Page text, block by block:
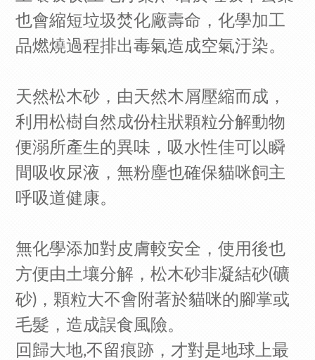
也會縮短垃圾焚化廠壽命，化學加工
品燃燒過程排出毒氣造成空氣汙染。
天然松木砂，由天然木屑壓縮而成，
利用松樹自然成份柱狀顆粒分解動物
便溺所產生的異味，吸水性佳可以瞬
間吸收尿液，無粉塵也確保貓咪飼主
呼吸道健康。
無化學添加對皮膚較安全，使用後也
方便由土壤分解，松木砂非凝結砂(礦
砂)，顆粒大不會附著於貓咪的腳掌或
毛髮，造成誤食風險。
回歸大地,不留痕跡，才對是地球上最